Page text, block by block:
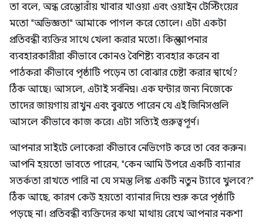
তা বলে, অন্ধ রেস্তোরাঁয় খাবার খাওয়া এবং ওয়াইন টেস্টিংয়ের
মতো "অভিজ্ঞতা" আমাকে পাগল করে তোলে। এটা একটা
প্রতিবন্ধী ব্যক্তির সাথে খেলা করার মতো। কিন্তু আপনার
ব্যবহারকারীরা কীভাবে কোনও বৈশিষ্ট্য ব্যবহার করেন বা
পাঠকরা কীভাবে পৃষ্ঠাটি পড়েন তা বোঝার চেষ্টা করার স্বার্থে?
ঠিক আছে। আসলে, এটাই সর্বনিম্ন। এক ঘন্টার জন্য নিজেকে
তাদের জায়গায় রাখুন এবং বুঝতে পারেন যে এই জিনিসগুলি
আসলে কীভাবে কাজ করে। এটা সত্যিই গুরুত্বপূর্ণ।
আপনার সাইটে লোকেরা কীভাবে নেভিগেট করে তা বের করুন।
আপনি হয়তো ভাবতে পারেন, "কেন আমি উপরে একটি ব্যানার
সতর্কতা রাখতে পারি না যে সমস্ত লিঙ্ক একটি নতুন ট্যাবে খুলবে?"
ঠিক আছে, কারণ কেউ হয়তো ব্যানার দিয়ে শুরু করে পৃষ্ঠাটি
পড়ছে না। প্রতিবন্ধী ব্যক্তিদের কথা মাথায় রেখে আপনার নকশা